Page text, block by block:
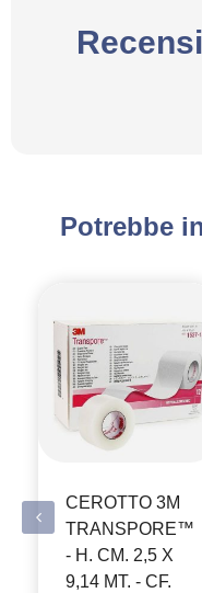
Potrebbe
CEROTTO 3M
TRANSPORE™
- H. CM. 2,5 X
9,14 MT. - CF.